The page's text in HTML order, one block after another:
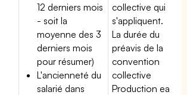
12 derniers mois
- soit la
moyenne des 3
derniers mois
pour résumer)
L'ancienneté du
salarié dans
collective qui
s'appliquent.
La durée du
préavis de la
convention
collective
Production eaux